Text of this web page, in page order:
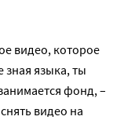
видео, которое
зная языка, ты
фонд, –
видео на